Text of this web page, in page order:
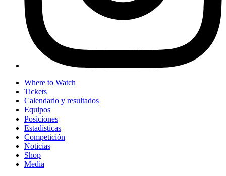
Where to Watch
Tickets
Calendario y resultados
Equipos
Posiciones
Estadísticas
Competición
Noticias
Shop
Media